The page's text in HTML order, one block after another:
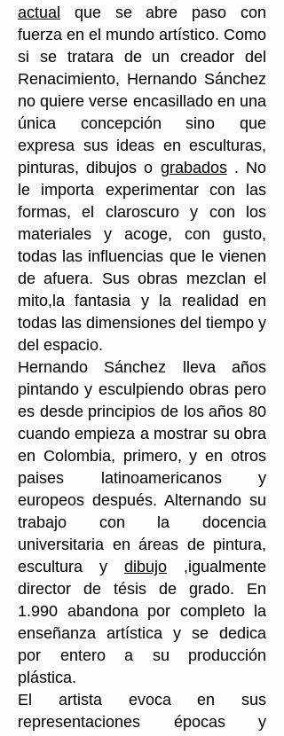
actual que se abre paso con
fuerza en el mundo artístico. Como
si se tratara de un creador del
Renacimiento, Hernando Sánchez
no quiere verse encasillado en una
única concepción sino que
expresa sus ideas en esculturas,
pinturas, dibujos o grabados. No
le importa experimentar con las
formas, el claroscuro y con los
materiales y acoge, con gusto,
todas las influencias que le vienen
de afuera. Sus obras mezclan el
mito,la fantasia y la realidad en
todas las dimensiones del tiempo y
del espacio.
Hernando Sánchez lleva años
pintando y esculpiendo obras pero
es desde principios de los años 80
cuando empieza a mostrar su obra
en Colombia, primero, y en otros
paises latinoamericanos y
europeos después. Alternando su
trabajo con la docencia
universitaria en áreas de pintura,
escultura y dibujo ,igualmente
director de tésis de grado. En
1.990 abandona por completo la
enseñanza artística y se dedica
por entero a su producción
plástica.
El artista evoca en sus
representaciones épocas y